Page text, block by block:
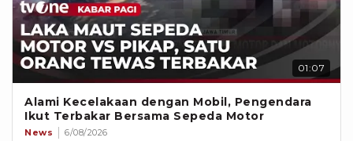
01:07
Alami Kecelakaan dengan Mobil, Pengendara
Ikut Terbakar Bersama Sepeda Motor
News 6/08/2026